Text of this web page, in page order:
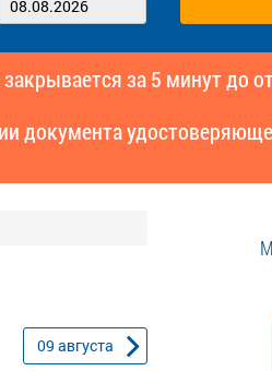
за 5 минут до
документа
09 августа